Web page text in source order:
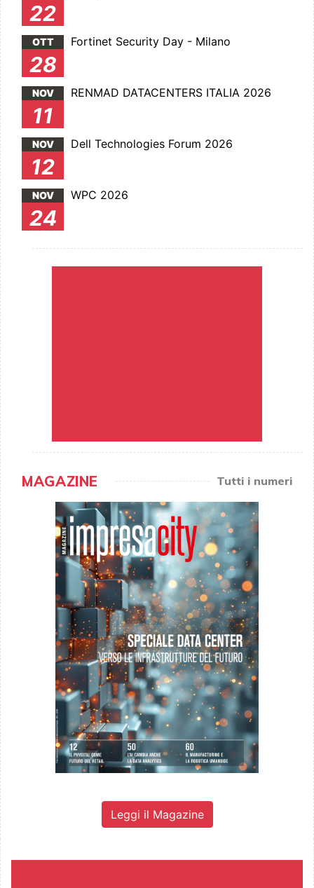
22
OTT
28
Fortinet Security Day - Milano
NOV
11
RENMAD DATACENTERS ITALIA 2026
NOV
12
Dell Technologies Forum 2026
NOV
24
WPC 2026
MAGAZINE Tutti i numeri
Leggi il Magazine